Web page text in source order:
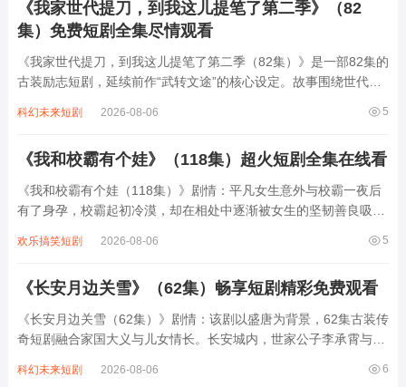
《我家世代提刀，到我这儿提笔了第二季》（82
集）免费短剧全集尽情观看
《我家世代提刀，到我这儿提笔了第二季（82集）》是一部82集的
古装励志短剧，延续前作“武转文途”的核心设定。故事围绕世代以
武从文，从懵懂书生到以笔为刃的朝堂新秀，既要应对科举困境、
5
科幻未来短剧 2026-08-06
《我和校霸有个娃》（118集）超火短剧全集在线看
《我和校霸有个娃（118集）》剧情：平凡女生意外与校霸一夜后
有了身孕，校霸起初冷漠，却在相处中逐渐被女生的坚韧善良吸
化。随着孩子出生，校霸彻底转变，从霸道不羁变得温柔负责，与
5
欢乐搞笑短剧 2026-08-06
《长安月边关雪》（62集）畅享短剧精彩免费观看
《长安月边关雪（62集）》剧情：该剧以盛唐为背景，62集古装传
奇短剧融合家国大义与儿女情长。长安城内，世家公子李承霄与将
承霄化名"月白"潜入敌营，沈清雪率玄甲军死守雁门关，两人在烽
6
科幻未来短剧 2026-08-06